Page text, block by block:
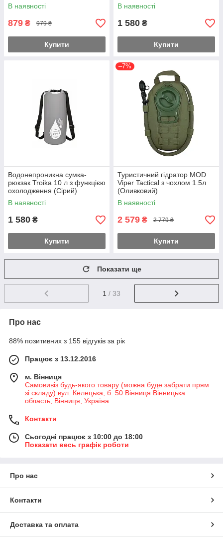
В наявності
879 ₴ 979 ₴
Купити
В наявності
1 580 ₴
Купити
Водонепроникна сумка-
рюкзак Troika 10 л з функцією
охолодження (Сірий)
В наявності
1 580 ₴
Купити
–7%
Туристичний гідратор MOD
Viper Tactical з чохлом 1.5л
(Оливковий)
В наявності
2 579 ₴ 2 779 ₴
Купити
Показати ще
1 / 33
Про нас
88% позитивних з 155 відгуків за рік
Працює з 13.12.2016
м. Вінниця
Самовивіз будь-якого товару (можна буде забрати прям
зі складу) вул. Келецька, б. 50 Вінниця Вінницька
область, Вінниця, Україна
Контакти
Сьогодні працює з 10:00 до 18:00
Показати весь графік роботи
Про нас
Контакти
Доставка та оплата